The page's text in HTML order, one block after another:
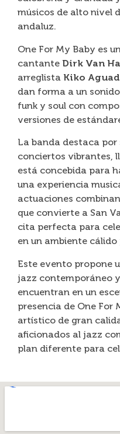
músicos de alto nivel
andaluz.
One For My Baby es
cantante Dirk Van
arreglista Kiko
dan forma a un
funk y soul con
versiones de
La banda destaca
conciertos vibrantes,
está concebida para
una experiencia
actuaciones
que convierte a San
cita perfecta para
en un ambiente cálido
Este evento propone
jazz contemporáneo
encuentran en un
presencia de One For
artístico de gran
aficionados al jazz
plan diferente para